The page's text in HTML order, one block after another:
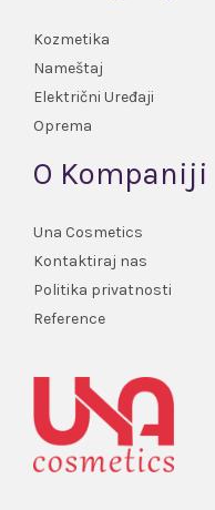
Kozmetika
Nameštaj
Električni Uređaji
Oprema
O Kompaniji
Una Cosmetics
Kontaktiraj nas
Politika privatnosti
Reference